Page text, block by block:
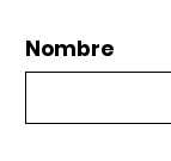
Nombre